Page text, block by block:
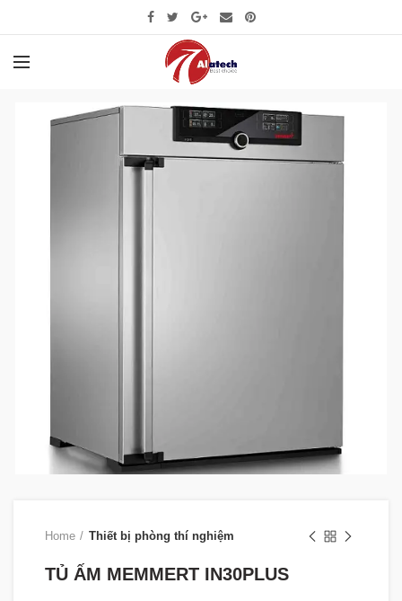
Home Thiết bị phòng thí nghiệm
TỦ ẤM MEMMERT IN30PLUS